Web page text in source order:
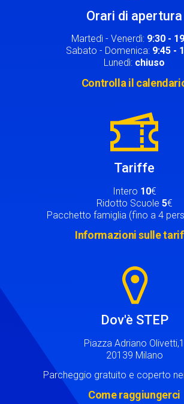
Orari di apertura
Martedì - Venerdì: 9:30 -
Sabato - Domenica: 9:45 -
Lunedì: chiuso
Controlla il
Tariffe
Intero 10€
Ridotto Scuole 5€
Pacchetto famiglia (fino a 4
Informazioni sulle
Dov'è STEP
Piazza Adriano Olivetti,1
20139 Milano
Parcheggio gratuito e coperto
Come raggiungerci